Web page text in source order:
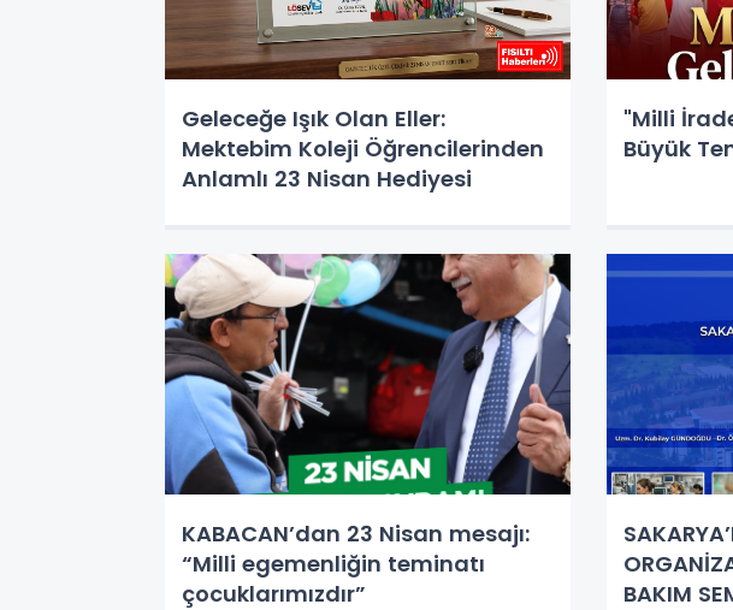
Geleceğe Işık Olan Eller:
Mektebim Koleji Öğrencilerinden
Anlamlı 23 Nisan Hediyesi
"Milli
Büyük
KABACAN’dan 23 Nisan mesajı:
“Milli egemenliğin teminatı
çocuklarımızdır”
BAKIM